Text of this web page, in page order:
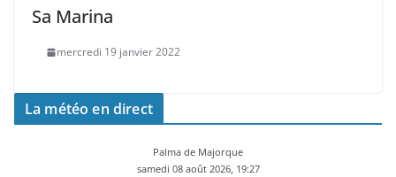
Sa Marina
mercredi 19 janvier 2022
La météo en direct
Palma de Majorque
samedi 08 août 2026, 19:27